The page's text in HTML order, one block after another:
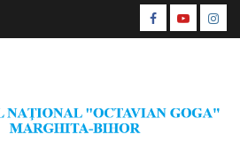
Facebook
Youtube
CŞE